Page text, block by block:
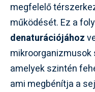
megfelelő
működését. Ez a
denaturációjához
mikroorganizmusok
amelyek szintén
ami megbénítja a